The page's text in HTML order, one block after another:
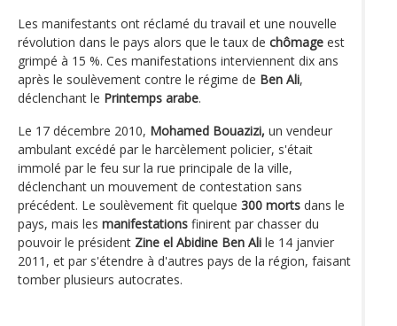
Les manifestants ont réclamé du travail et une nouvelle
révolution dans le pays alors que le taux de chômage est
grimpé à 15 %. Ces manifestations interviennent dix ans
après le soulèvement contre le régime de Ben Ali,
déclenchant le Printemps arabe.
Le 17 décembre 2010, Mohamed Bouazizi, un vendeur
ambulant excédé par le harcèlement policier, s'était
immolé par le feu sur la rue principale de la ville,
déclenchant un mouvement de contestation sans
précédent. Le soulèvement fit quelque 300 morts dans le
pays, mais les manifestations finirent par chasser du
pouvoir le président Zine el Abidine Ben Ali le 14 janvier
2011, et par s'étendre à d'autres pays de la région, faisant
tomber plusieurs autocrates.